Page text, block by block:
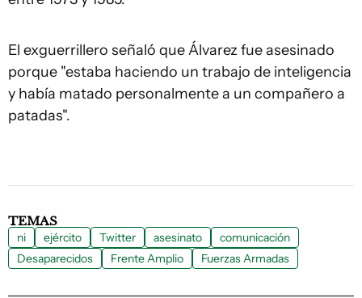
El exguerrillero señaló que Álvarez fue asesinado
porque "estaba haciendo un trabajo de inteligencia
y había matado personalmente a un compañero a
patadas".
TEMAS
ni ejército Twitter asesinato
comunicación
Desaparecidos
Frente Amplio Fuerzas Armadas